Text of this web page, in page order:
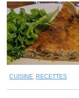
CUISINE, RECETTES